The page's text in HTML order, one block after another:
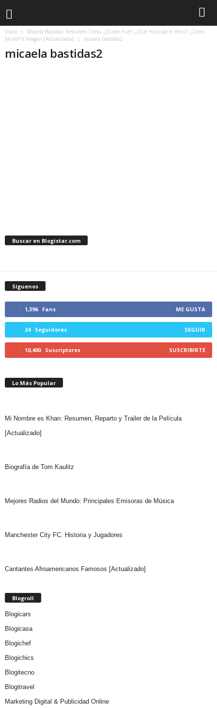
Inicio
Micaela Bastidas: Resumen Corto, ¿Quién Fue?, ¿Qué Hizo por el Perú?, ¿Cómo
Murió? e Imagen [Actualizado]
micaela bastidas2
micaela bastidas2
Buscar en Blogistar.com
Síguenos
1,396 Fans ME GUSTA
24 Seguidores SEGUIR
10,400 Suscriptores SUSCRIBIRTE
Lo Más Popular
Mi Nombre es Khan: Resumen, Reparto y Trailer de la Película
[Actualizado]
Biografía de Tom Kaulitz
Mejores Radios del Mundo: Principales Emisoras de Música
Manchester City FC: Historia y Jugadores
Cantantes Afroamericanos Famosos [Actualizado]
Blogroll
Blogicars
Blogicasa
Blogichef
Blogichics
Blogitecno
Blogitravel
Marketing Digital & Publicidad Online